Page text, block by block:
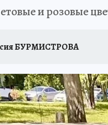
и розовые
БУРМИСТРОВА